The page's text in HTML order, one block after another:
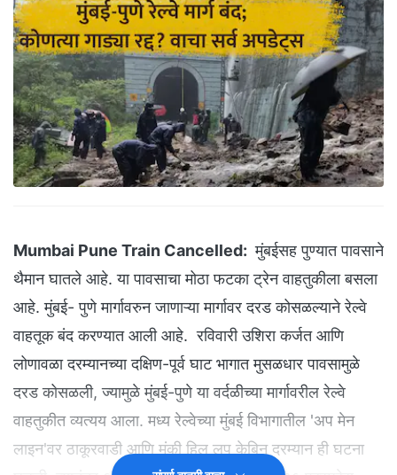
Mumbai Pune Train Cancelled: मुंबईसह पुण्यात पावसाने
थैमान घातले आहे. या पावसाचा मोठा फटका ट्रेन वाहतुकीला बसला
आहे. मुंबई- पुणे मार्गावरुन जाणाऱ्या मार्गावर दरड कोसळल्याने रेल्वे
वाहतूक बंद करण्यात आली आहे. रविवारी उशिरा कर्जत आणि
लोणावळा दरम्यानच्या दक्षिण-पूर्व घाट भागात मुसळधार पावसामुळे
दरड कोसळली, ज्यामुळे मुंबई-पुणे या वर्दळीच्या मार्गावरील रेल्वे
वाहतुकीत व्यत्यय आला. मध्य रेल्वेच्या मुंबई विभागातील 'अप मेन
लाइन'वर ठाकूरवाडी आणि मंकी हिल लूप केबिन दरम्यान ही घटना